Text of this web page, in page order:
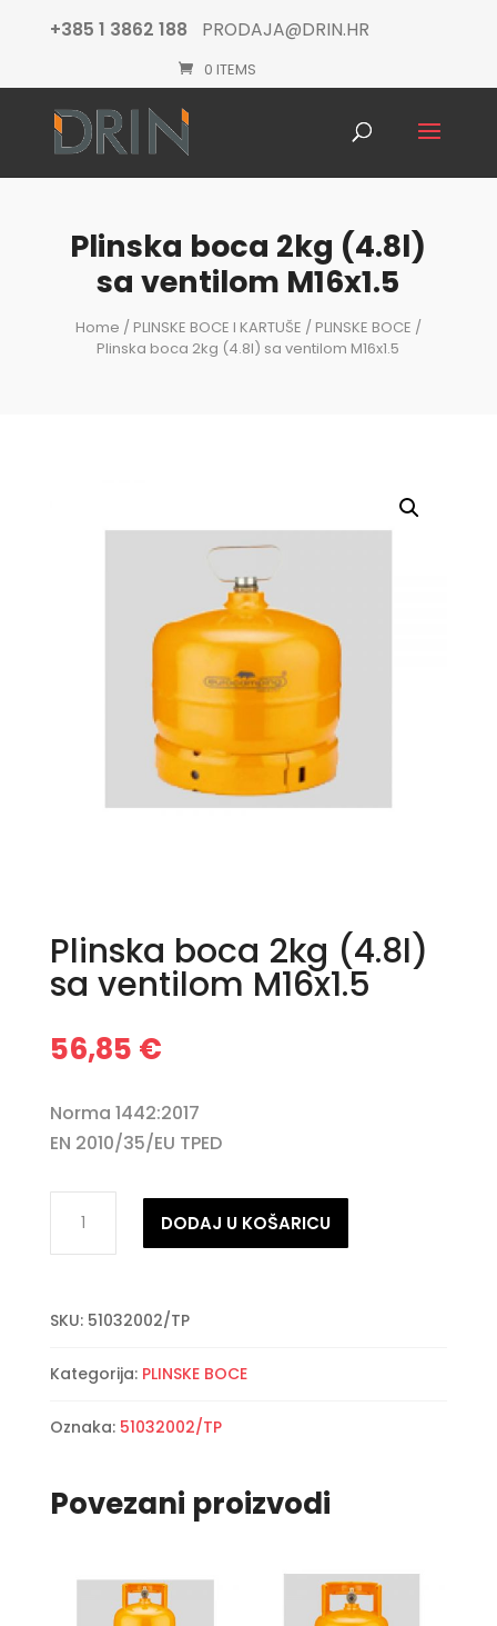
+385 1 3862 188 PRODAJA@DRIN.HR
0 ITEMS
Plinska boca 2kg (4.8l)
sa ventilom M16x1.5
Home / PLINSKE BOCE I KARTUŠE / PLINSKE BOCE /
Plinska boca 2kg (4.8l) sa ventilom M16x1.5
Plinska boca 2kg (4.8l)
sa ventilom M16x1.5
56,85 €
Norma 1442:2017
EN 2010/35/EU TPED
boca
sa
M16x1.5
količina
DODAJ U KOŠARICU
SKU: 51032002/TP
Kategorija: PLINSKE BOCE
Oznaka: 51032002/TP
Povezani proizvodi